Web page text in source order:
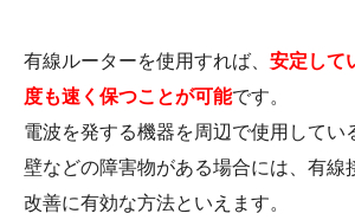
有線ルーターを使用すれば、 安定して
度も速く保つことが可能です。
電波を発する機器を周辺で使用してい
壁などの障害物がある場合には、有線
改善に有効な方法といえます。